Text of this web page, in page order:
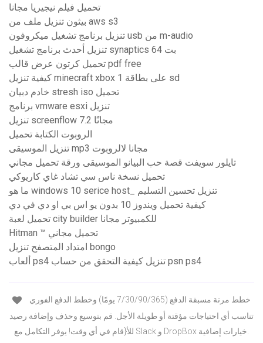
تحميل فيلم نيجيريا مجانا
بيثون تنزيل ملف من aws s3
تنزيل برنامج تشغيل ميكروفون usb من m-audio
تنزيل أحدث برنامج تشغيل synaptics 64 بت
تحميل كرتون عرض قالب pdf free
كيفية تنزيل minecraft xbox 1 على بطاقة sd
خادم دبيان stresh iso تحميل
برنامج vmware esxi تنزيل
تنزيل screenflow 7.2 مجانًا
الروبوت الكتابة تحميل
تنزيل الموسيقى mp3 مجانا لالروبوت
تايلور سويفت قصة حب البيانو الموسيقى ورقة تحميل مجاني
تحميل نسخة ناس سي تشاد غاي كاريوكي
ما هو windows 10 serice host_ تنزيل تحسين التسليم
كيفية تحميل ويندوز 10 بدون يو اس بي او دي في دي
تحميل لعبة city builder للكمبيوتر مجانا
Hitman ™ تحميل مجاني
امتداد المتصفح تنزيل bongo
ألعاب ps4 تنزيل كيفية التحقق من حساب psn ps4
تناسب أي احتياجات مؤقتة أو طويلة الأجل. قم بتوسيع وحذف وإضافة رصيد